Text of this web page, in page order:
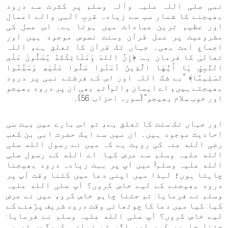
نبی صلی اللہ علیہ وآلہ وسلم پر کثرت سے درود
بھیجنے کا شمار سب سے زیادہ قربِ الٰہی والے اعمال
اور عظیم ترین عبادات میں ہوتا ہے۔ اس عمل کی
مشروعیت پر عمل قرآن وسنت نصوص موجود ہیں اور
اجماعِ امت بھی۔ جہاں تک قرآن کا تعلق ہے، اللہ
تعالیٰ کا فرمان ہے: ﴿إِنَّ اللهَ وَمَلَائِكَتَهُ يُصَلُّونَ عَلَى
النَّبِيِّ يَا أَيُّهَا الَّذِينَ آمَنُوا صَلُّوا عَلَيْهِ وَسَلِّمُوا
تَسْلِيمًا﴾ "بے شک اللہ اور اس کے فرشتے نبی پر درود
بھیجتے ہیں، اے ایمان والو! تم بھی ان پر درود بھیجو
اور خوب سلام بھیجو" (سورہ احزاب: 56)۔
اور جہاں تک سنت کا تعلق ہے، تو اس بارے میں بہت سی
احادیث موجود ہیں۔ ان میں سے ایک حضرت ابی بن کعب
رضی الله عنہ کی رویت ہے کہ میں نے رسول الله صلی
الله علیہ وسلم سے عرض کیا: اے الله کے رسول صلی
الله علیہ وسلم! میں آپ پر بہت زیادہ درود بھیجنا
چاہتا ہوں؛ لہذا میں اپنی دعا میں کتنا وقت آپ پر
درود بھیجنے کے لیے خاص کروں؟ آپ صلی الله علیہ
وسلم نے فرمایا: تم جتنا چاہو خاص کرو، میں نے عرض
کیا: کیا میں دعا کا چوتھائی وقت درود شریف پڑھنے کے
لیے خاص کروں؟ آپ صلی الله علیہ وسلم نے فرمایا:
جتنا چاہو، کرو اور اگر تم زیادہ کروگے، تو وہ